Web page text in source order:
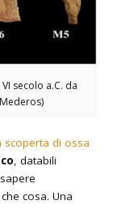
secolo a.C. da
scoperta di ossa
, databili
cosa. Una